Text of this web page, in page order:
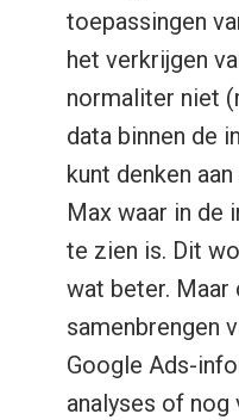
toepassingen
het verkrijgen
normaliter niet
data binnen de
kunt denken
Max waar in de
te zien is. Dit
wat beter. Maar
samenbrengen
Google Ads-
analyses of nog